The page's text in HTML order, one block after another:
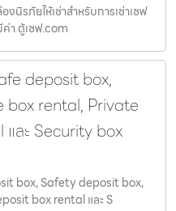
นิรภัยให้เช่าสำหรับการเช่าเซฟ
า ตู้เซฟ.com
deposit box,
box rental, Private
ละ Security box
box, Safety deposit box,
box rental และ S